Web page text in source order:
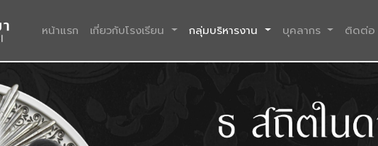
หน้าแรก (current)
เกี่ยวกับโรงเรียน กลุ่มบริหารงาน บุคลากร ติดต่อ